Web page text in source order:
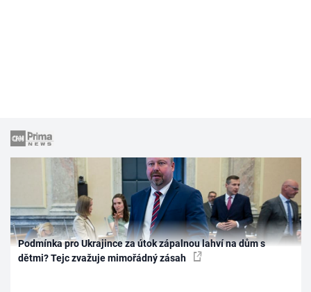
Podmínka pro Ukrajince za útok zápalnou lahví na dům s
dětmi? Tejc zvažuje mimořádný zásah